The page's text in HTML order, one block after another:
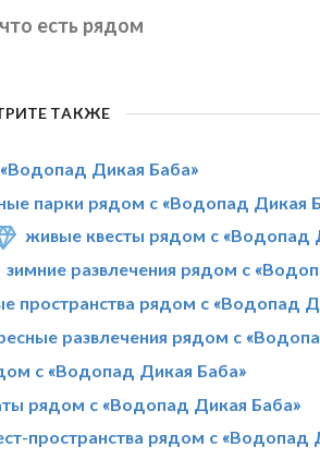
есть рядом
ТАКЖЕ
Дикая Баба»
парки рядом с «Водопад Дикая
живые квесты рядом с «Водопад
зимние развлечения рядом с
пространства рядом с «Водопад
развлечения рядом с
с «Водопад Дикая Баба»
рядом с «Водопад Дикая Баба»
пространства рядом с «Водопад